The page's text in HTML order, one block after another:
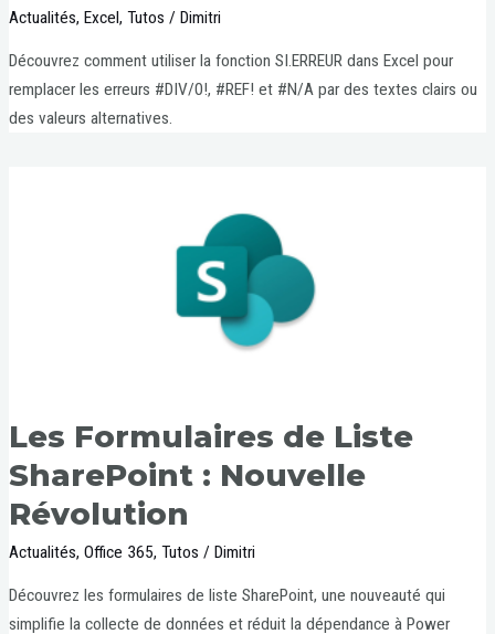
Actualités,Excel,Tutos /Dimitri
Découvrez comment utiliser la fonction SI.ERREUR dans Excel pour
remplacer les erreurs #DIV/0!, #REF! et #N/A par des textes clairs ou
des valeurs alternatives.
Les Formulaires de Liste
SharePoint : Nouvelle
Révolution
Actualités,Office 365,Tutos /Dimitri
Découvrez les formulaires de liste SharePoint, une nouveauté qui
simplifie la collecte de données et réduit la dépendance à Power